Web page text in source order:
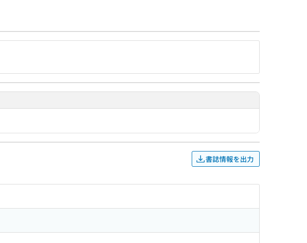
書誌情報を出力